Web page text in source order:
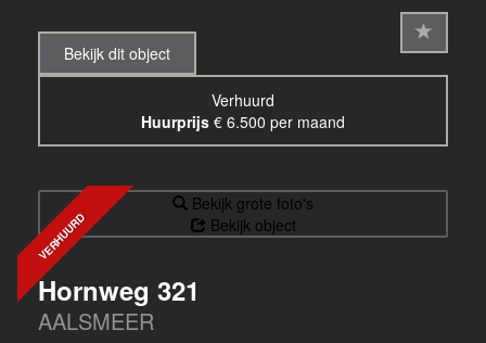
Bekijk dit object
Verhuurd
Huurprijs € 6.500 per maand
VERHUURD
Bekijk grote foto's
Bekijk object
Hornweg 321
AALSMEER